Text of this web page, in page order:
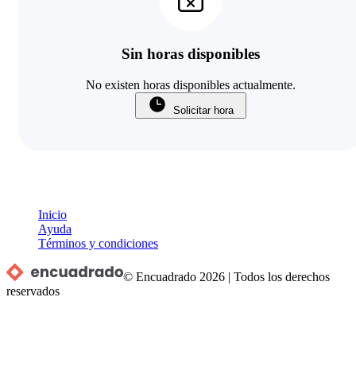
Sin horas disponibles
No existen horas disponibles actualmente.
Solicitar hora
Inicio
Ayuda
Términos y condiciones
© Encuadrado 2026 |Todos los derechos
reservados